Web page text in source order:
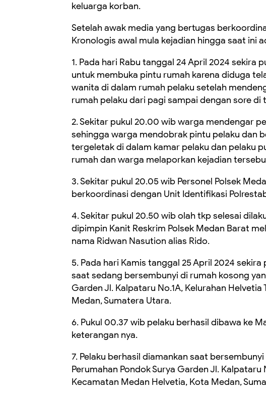
keluarga korban.
Setelah awak media yang bertugas
Kronologis awal mula kejadian hingga saat ini
1. Pada hari Rabu tanggal 24 April 2024 sekira
untuk membuka pintu rumah karena diduga
wanita di dalam rumah pelaku setelah
rumah pelaku dari pagi sampai dengan sore
2. Sekitar pukul 20.00 wib warga mendengar
sehingga warga mendobrak pintu pelaku dan
tergeletak di dalam kamar pelaku dan pelaku
rumah dan warga melaporkan kejadian
3. Sekitar pukul 20.05 wib Personel Polsek
berkoordinasi dengan Unit Identifikasi
4. Sekitar pukul 20.50 wib olah tkp selesai
dipimpin Kanit Reskrim Polsek Medan Barat
nama Ridwan Nasution alias Rido.
5. Pada hari Kamis tanggal 25 April 2024
saat sedang bersembunyi di rumah kosong
Garden Jl. Kalpataru No.1A, Kelurahan
Medan, Sumatera Utara.
6. Pukul 00.37 wib pelaku berhasil dibawa ke
keterangan nya.
7. Pelaku berhasil diamankan saat
Perumahan Pondok Surya Garden Jl. Kalpataru
Kecamatan Medan Helvetia, Kota Medan,